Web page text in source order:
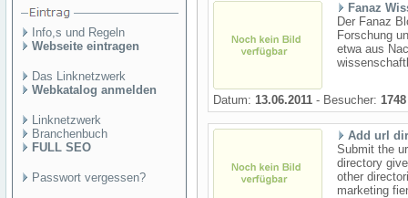
Info,s und Regeln
Webseite eintragen
Das Linknetzwerk
Webkatalog anmelden
Linknetzwerk
Branchenbuch
FULL SEO
Passwort vergessen?
Fanaz
Der Fanaz
Forschung
etwa aus
Datum: 13.06.2011 - Besucher: 1748
Add url
Submit the
directory
other
marketing